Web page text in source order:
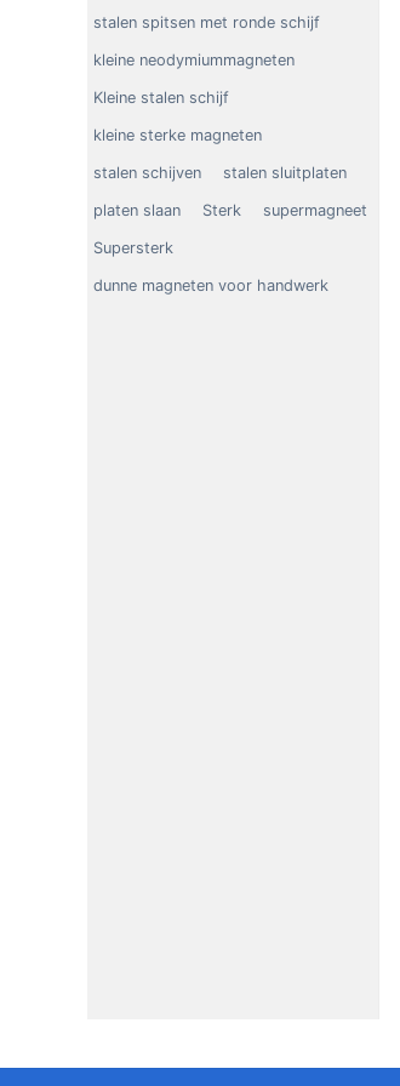
stalen spitsen met ronde schijf
kleine neodymiummagneten
Kleine stalen schijf
kleine sterke magneten
stalen schijven stalen sluitplaten
platen slaan Sterk supermagneet
Supersterk
dunne magneten voor handwerk